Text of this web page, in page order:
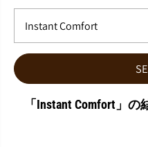
「Instant Comfort」